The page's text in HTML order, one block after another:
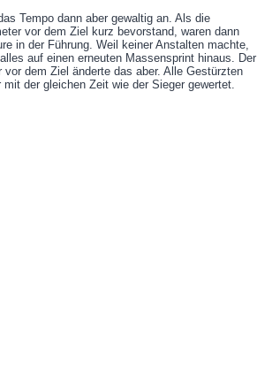
Tempo dann aber gewaltig an. Als die
vor dem Ziel kurz bevorstand, waren dann
in der Führung. Weil keiner Anstalten machte,
auf einen erneuten Massensprint hinaus. Der
dem Ziel änderte das aber. Alle Gestürzten
der gleichen Zeit wie der Sieger gewertet.